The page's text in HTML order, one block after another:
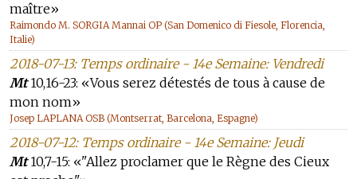
maître»
Raimondo M. SORGIA Mannai OP (San Domenico di Fiesole, Florencia,
Italie)
2018-07-13: Temps ordinaire - 14e Semaine: Vendredi
Mt10,16-23: «Vous serez détestés de tous à cause de
mon nom»
Josep LAPLANA OSB (Montserrat, Barcelona, Espagne)
2018-07-12: Temps ordinaire - 14e Semaine: Jeudi
Mt10,7-15: «"Allez proclamer que le Règne des Cieux